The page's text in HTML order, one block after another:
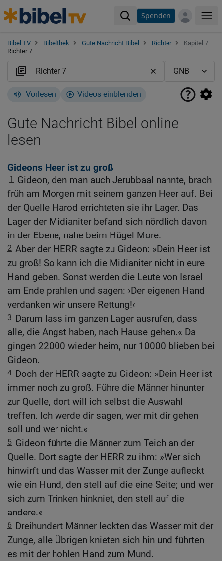
Spenden
Bibel TV Bibelthek Gute Nachricht Bibel Richter
Kapitel 7
Richter 7
Vorlesen Videos einblenden
Gute Nachricht Bibel online
lesen
Gideons Heer ist zu groß
1
Gideon, den man auch Jerubbaal nannte, brach
früh am Morgen mit seinem ganzen Heer auf. Bei
der Quelle Harod errichteten sie ihr Lager. Das
Lager der Midianiter befand sich nördlich davon
in der Ebene, nahe beim Hügel More.
2 Aber der HERR sagte zu Gideon: »Dein Heer ist
zu groß! So kann ich die Midianiter nicht in eure
Hand geben. Sonst werden die Leute von Israel
am Ende prahlen und sagen: ›Der eigenen Hand
verdanken wir unsere Rettung!‹
3 Darum lass im ganzen Lager ausrufen, dass
alle, die Angst haben, nach Hause gehen.« Da
gingen 22000 wieder heim, nur 10000 blieben bei
Gideon.
4 Doch der HERR sagte zu Gideon: »Dein Heer ist
immer noch zu groß. Führe die Männer hinunter
zur Quelle, dort will ich selbst die Auswahl
treffen. Ich werde dir sagen, wer mit dir gehen
soll und wer nicht.«
5 Gideon führte die Männer zum Teich an der
Quelle. Dort sagte der HERR zu ihm: »Wer sich
hinwirft und das Wasser mit der Zunge aufleckt
wie ein Hund, den stell auf die eine Seite; und wer
sich zum Trinken hinkniet, den stell auf die
andere.«
6 Dreihundert Männer leckten das Wasser mit der
Zunge, alle Übrigen knieten sich hin und führten
es mit der hohlen Hand zum Mund.